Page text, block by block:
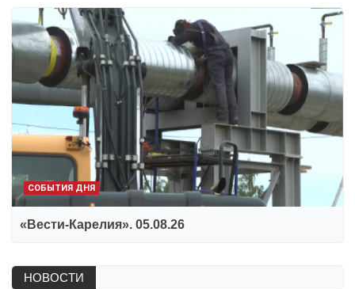
СОБЫТИЯ ДНЯ
«Вести-Карелия». 05.08.26
НОВОСТИ